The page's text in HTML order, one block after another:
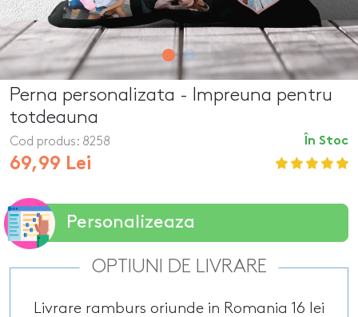
Perna personalizata - Impreuna pentru
totdeauna
În Stoc
Cod produs: 8258
69,99 Lei
Personalizeaza
OPTIUNI DE LIVRARE
Livrare ramburs oriunde in Romania 16 lei